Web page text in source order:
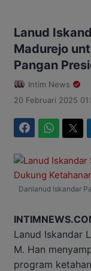
Lanud
Madurejo
Pangan
Intim News
20 Februari 2025
Danlanud Iskandar
Lanud Iskandar
M. Han
program